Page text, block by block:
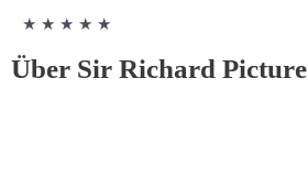
★ ★ ★ ★ ★
Über Sir Richard Picture